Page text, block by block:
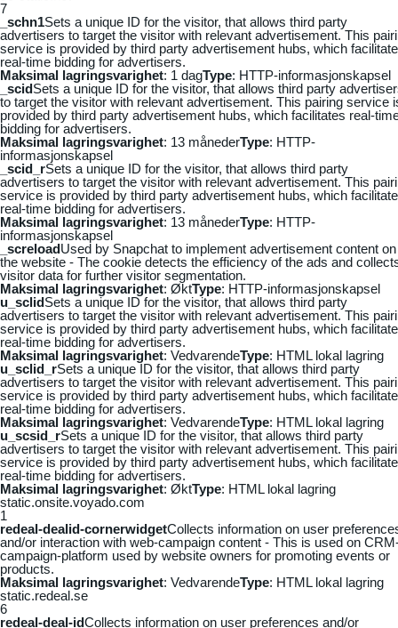
7
_schn1Sets a unique ID for the visitor, that allows third party
advertisers to target the visitor with relevant advertisement. This
service is provided by third party advertisement hubs, which
real-time bidding for advertisers.
Maksimal lagringsvarighet: 1 dagType: HTTP-informasjonskapsel
_scidSets a unique ID for the visitor, that allows third party
to target the visitor with relevant advertisement. This pairing service
provided by third party advertisement hubs, which facilitates real-
bidding for advertisers.
Maksimal lagringsvarighet: 13 månederType: HTTP-
informasjonskapsel
_scid_rSets a unique ID for the visitor, that allows third party
advertisers to target the visitor with relevant advertisement. This
service is provided by third party advertisement hubs, which
real-time bidding for advertisers.
Maksimal lagringsvarighet: 13 månederType: HTTP-
informasjonskapsel
_screloadUsed by Snapchat to implement advertisement content on
the website - The cookie detects the efficiency of the ads and
visitor data for further visitor segmentation.
Maksimal lagringsvarighet: ØktType: HTTP-informasjonskapsel
u_sclidSets a unique ID for the visitor, that allows third party
advertisers to target the visitor with relevant advertisement. This
service is provided by third party advertisement hubs, which
real-time bidding for advertisers.
Maksimal lagringsvarighet: VedvarendeType: HTML lokal lagring
u_sclid_rSets a unique ID for the visitor, that allows third party
advertisers to target the visitor with relevant advertisement. This
service is provided by third party advertisement hubs, which
real-time bidding for advertisers.
Maksimal lagringsvarighet: VedvarendeType: HTML lokal lagring
u_scsid_rSets a unique ID for the visitor, that allows third party
advertisers to target the visitor with relevant advertisement. This
service is provided by third party advertisement hubs, which
real-time bidding for advertisers.
Maksimal lagringsvarighet: ØktType: HTML lokal lagring
static.onsite.voyado.com
1
redeal-dealid-cornerwidgetCollects information on user
and/or interaction with web-campaign content - This is used on
campaign-platform used by website owners for promoting events or
products.
Maksimal lagringsvarighet: VedvarendeType: HTML lokal lagring
static.redeal.se
6
redeal-deal-idCollects information on user preferences and/or